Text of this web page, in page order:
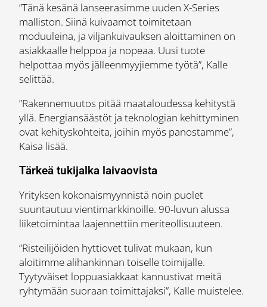
”Tänä kesänä lanseerasimme uuden X-Series
malliston. Siinä kuivaamot toimitetaan
moduuleina, ja viljankuivauksen aloittaminen on
asiakkaalle helppoa ja nopeaa. Uusi tuote
helpottaa myös jälleenmyyjiemme työtä”, Kalle
selittää.
”Rakennemuutos pitää maataloudessa kehitystä
yllä. Energiansäästöt ja teknologian kehittyminen
ovat kehityskohteita, joihin myös panostamme”,
Kaisa lisää.
Tärkeä tukijalka laivaovista
Yrityksen kokonaismyynnistä noin puolet
suuntautuu vientimarkkinoille. 90-luvun alussa
liiketoimintaa laajennettiin meriteollisuuteen.
”Risteilijöiden hyttiovet tulivat mukaan, kun
aloitimme alihankinnan toiselle toimijalle.
Tyytyväiset loppuasiakkaat kannustivat meitä
ryhtymään suoraan toimittajaksi”, Kalle muistelee.